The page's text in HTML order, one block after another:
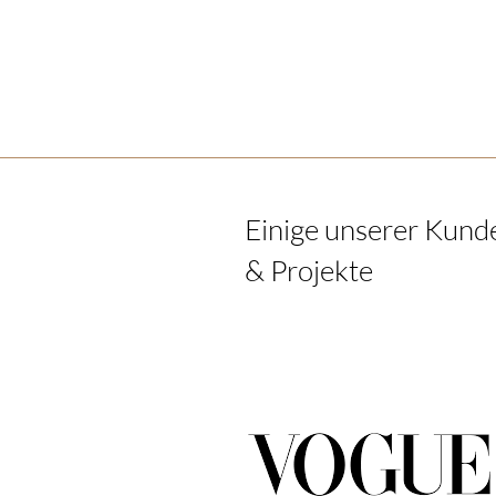
Einige unserer
& Projekte